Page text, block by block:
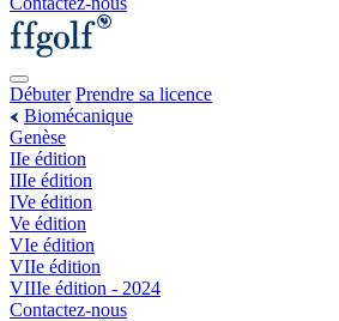
Débuter Prendre sa licence
Biomécanique
Genèse
IIe édition
IIIe édition
IVe édition
Ve édition
VIe édition
VIIe édition
VIIIe édition - 2024
Contactez-nous